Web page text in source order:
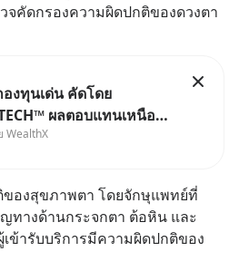
จคัดกรองความผิดปกติของดวงตา
งทุนเด่น คัดโดย
ผลตอบแทนเหนือค่า
ลุ่ม ถ้าอยากค้นหากองทุนที่
อมูลและวิเคราะห์เองให้
ลา แค่ใช้ PICKTECH™ บน
WealthX
องสุขภาพตา โดยจักษุแพทย์ที่
ทางด้านกระจกตา ต้อหิน และ
ข้ารับบริการมีความผิดปกติของ